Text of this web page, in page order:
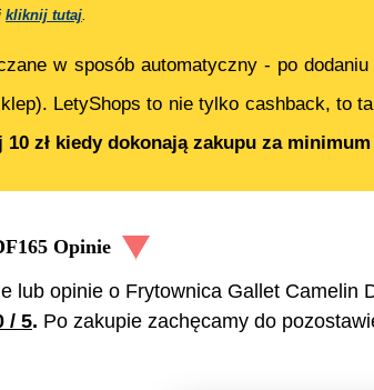
kliknij tutaj.
w sposób automatyczny - po dodaniu
LetyShops to nie tylko cashback, to
zł kiedy dokonają zakupu za minimum
Opinie
lub opinie o Frytownica Gallet Camelin
/ 5. Po zakupie zachęcamy do